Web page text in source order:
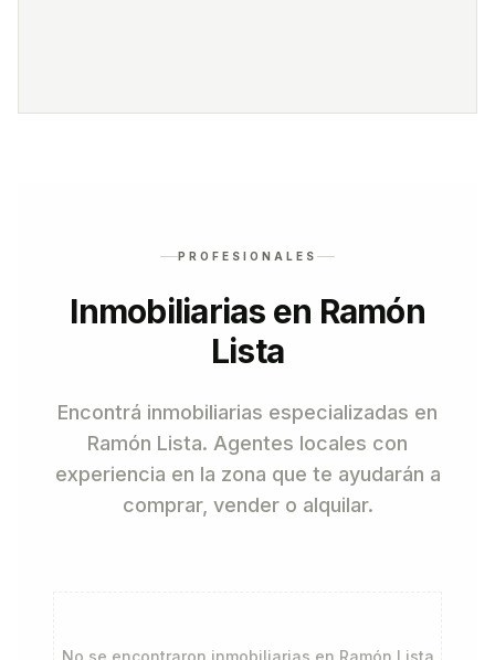
PROFESIONALES
Inmobiliarias en Ramón
Lista
Encontrá inmobiliarias especializadas en
Ramón Lista. Agentes locales con
experiencia en la zona que te ayudarán a
comprar, vender o alquilar.
No se encontraron inmobiliarias en Ramón Lista